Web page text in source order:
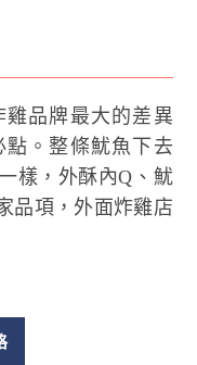
品牌最大的差異
點。整條魷魚下去
樣，外酥內Q、魷
品項，外面炸雞店